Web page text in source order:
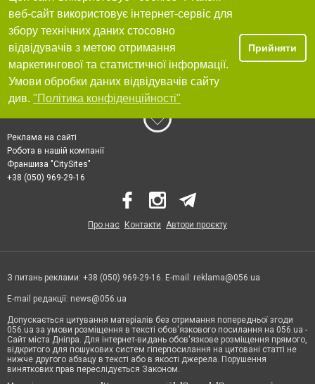
веб-сайт використовує інтернет-сервіс для
збору технічних даних стосовно
відвідувачів з метою отримання
маркетингової та статистичної інформації.
Умови обробки даних відвідувачів сайту
див. "Політика конфіденційності"
Прийняти
Реклама на сайті
Робота в нашій компанії
Франшиза "CitySites"
+38 (050) 969-29-16
Про нас Контакти Автори проєкту
З питань реклами: +38 (050) 969-29-16. E-mail: reklama@056.ua
E-mail редакції: news@056.ua
Допускається цитування матеріалів без отримання попередньої згоди
056.ua за умови розміщення в тексті обов'язкового посилання на 056.ua -
Сайт міста Дніпра. Для інтернет-видань обов'язкове розміщення прямого,
відкритого для пошукових систем гіперпосилання на цитовані статті не
нижче другого абзацу в тексті або в якості джерела. Порушення
виняткових прав переслідується Законом.